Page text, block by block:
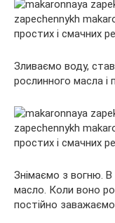
Зливаємо воду,
рослинного масла і
Знімаємо з вогню.
масло. Коли воно
постійно